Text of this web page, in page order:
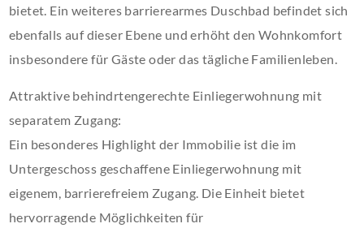
bietet. Ein weiteres barrierearmes Duschbad befindet sich
ebenfalls auf dieser Ebene und erhöht den Wohnkomfort
insbesondere für Gäste oder das tägliche Familienleben.
Attraktive behindrtengerechte Einliegerwohnung mit
separatem Zugang:
Ein besonderes Highlight der Immobilie ist die im
Untergeschoss geschaffene Einliegerwohnung mit
eigenem, barrierefreiem Zugang. Die Einheit bietet
hervorragende Möglichkeiten für